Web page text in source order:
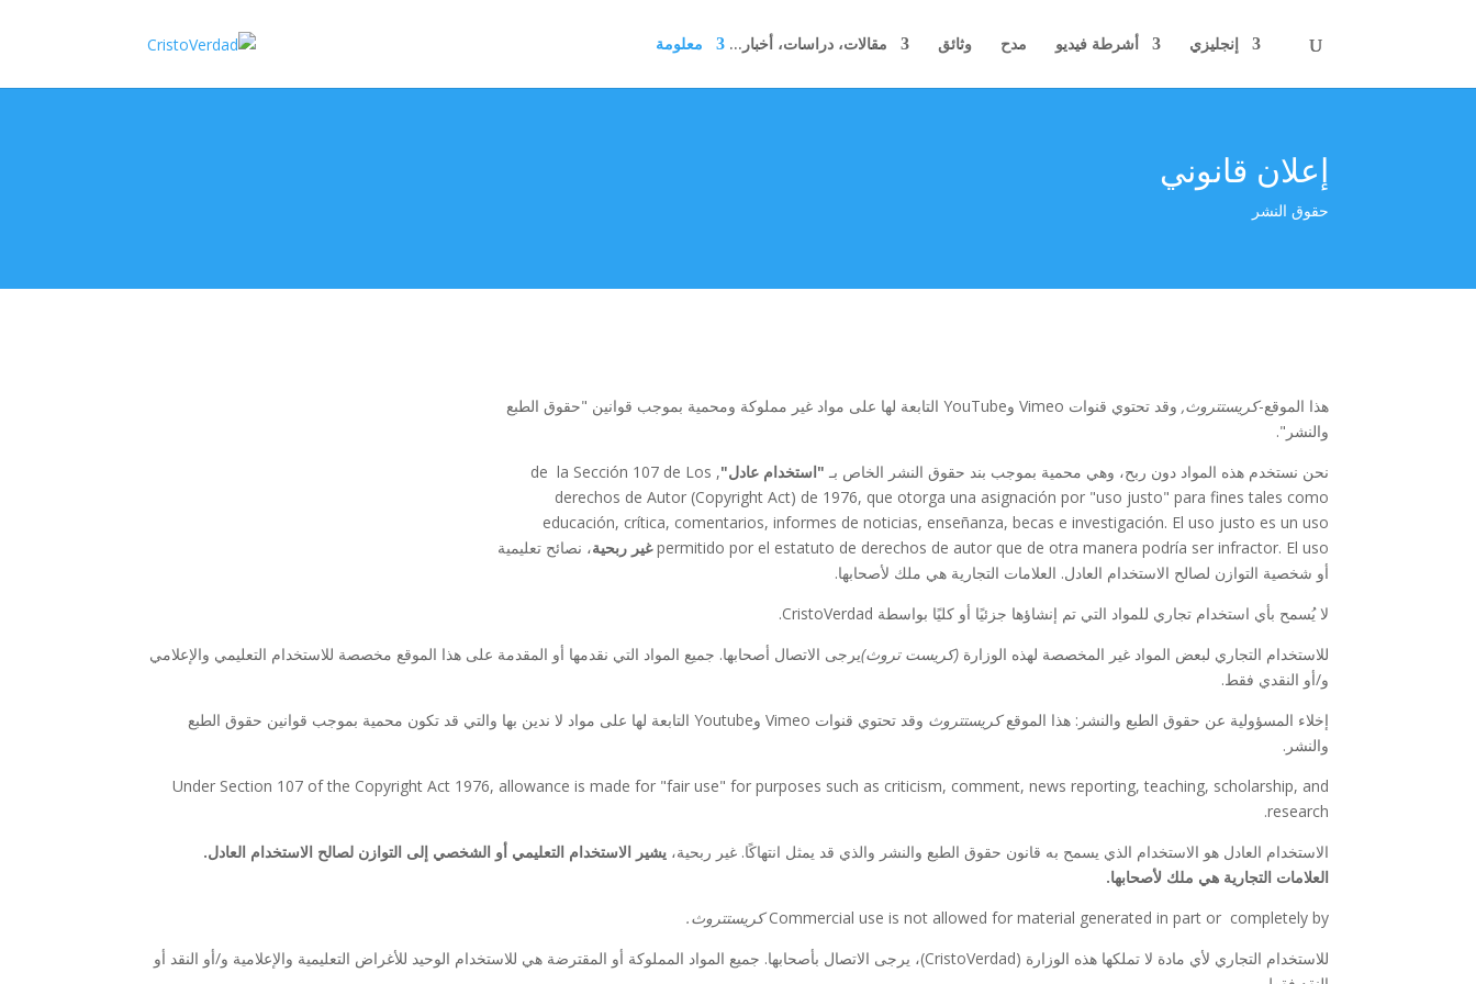
إنجليزي أشرطة فيديو مدح وثائق مقالات، دراسات، أخبار... معلومة
إعلان قانوني
حقوق النشر
هذا الموقع-كريستتروث,
وقد تحتوي قنوات Vimeo وYouTube التابعة لها على مواد غير مملوكة ومحمية بموجب قوانين "حقوق الطبع
والنشر".
نحن نستخدم هذه المواد دون ربح، وهي محمية بموجب بند حقوق النشر الخاص بـ "استخدام عادل" , de la Sección 107 de Los
derechos de Autor (Copyright Act) de 1976, que otorga una asignación por "uso justo" para fines tales como
educación, crítica, comentarios, informes de noticias, enseñanza, becas e investigación. El uso justo es un uso
permitido por el estatuto de derechos de autor que de otra manera podría ser infractor. El uso غير ربحية، نصائح تعليمية
أو شخصية التوازن لصالح الاستخدام العادل. العلامات التجارية هي ملك لأصحابها.
لا يُسمح بأي استخدام تجاري للمواد التي تم إنشاؤها جزئيًا أو كليًا بواسطة CristoVerdad.
للاستخدام التجاري لبعض المواد غير المخصصة لهذه الوزارة(كريست تروث)يرجى الاتصال أصحابها. جميع المواد التي نقدمها أو المقدمة على هذا الموقع مخصصة للاستخدام التعليمي والإعلامي
و/أو النقدي فقط.
إخلاء المسؤولية عن حقوق الطبع والنشر: هذا الموقعكريستتروث
وقد تحتوي قنوات Vimeo وYoutube التابعة لها على مواد لا ندين بها والتي قد تكون محمية بموجب قوانين حقوق الطبع
والنشر.
Under Section 107 of the Copyright Act 1976, allowance is made for "fair use" for purposes such as criticism, comment, news reporting, teaching, scholarship, and
research.
الاستخدام العادل هو الاستخدام الذي يسمح به قانون حقوق الطبع والنشر والذي قد يمثل انتهاكًا. غير ربحية،يشير الاستخدام التعليمي أو الشخصي إلى التوازن لصالح الاستخدام العادل.
العلامات التجارية هي ملك لأصحابها.
Commercial use is not allowed for material generated in part or completely by كريستتروث.
للاستخدام التجاري لأي مادة لا تملكها هذه الوزارة (CristoVerdad)، يرجى الاتصال بأصحابها. جميع المواد المملوكة أو المقترضة هي للاستخدام الوحيد للأغراض التعليمية والإعلامية و/أو النقد أو